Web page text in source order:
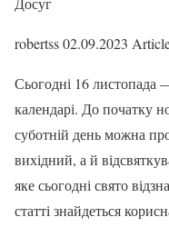
robertss02.09.2023
Сьогодні 16 листопада
календарі. До початку
суботній день можна
вихідний, а й
яке сьогодні свято
статті знайдеться